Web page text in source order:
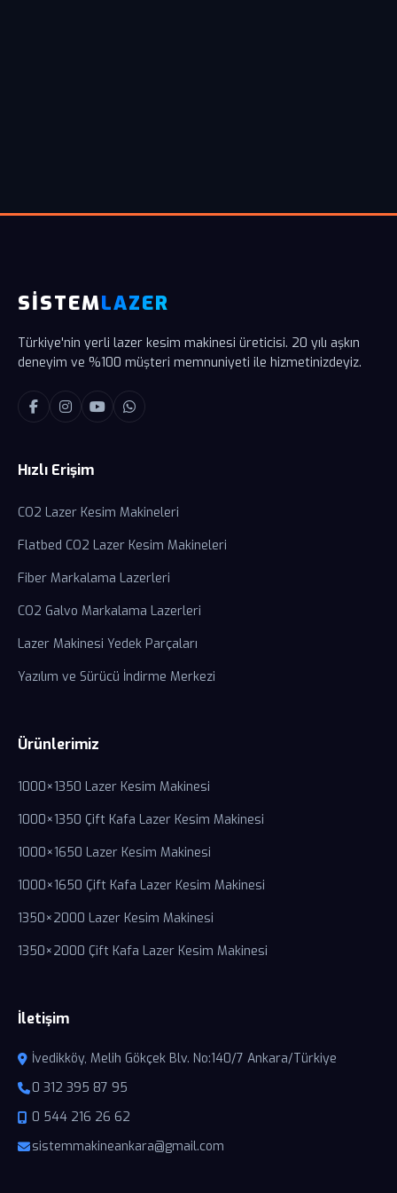
SİSTEMLAZER
Türkiye'nin yerli lazer kesim makinesi üreticisi. 20 yılı aşkın
deneyim ve %100 müşteri memnuniyeti ile hizmetinizdeyiz.
Hızlı Erişim
CO2 Lazer Kesim Makineleri
Flatbed CO2 Lazer Kesim Makineleri
Fiber Markalama Lazerleri
CO2 Galvo Markalama Lazerleri
Lazer Makinesi Yedek Parçaları
Yazılım ve Sürücü İndirme Merkezi
Ürünlerimiz
1000×1350 Lazer Kesim Makinesi
1000×1350 Çift Kafa Lazer Kesim Makinesi
1000×1650 Lazer Kesim Makinesi
1000×1650 Çift Kafa Lazer Kesim Makinesi
1350×2000 Lazer Kesim Makinesi
1350×2000 Çift Kafa Lazer Kesim Makinesi
İletişim
İvedikköy, Melih Gökçek Blv. No:140/7 Ankara/Türkiye
0 312 395 87 95
0 544 216 26 62
sistemmakineankara@gmail.com